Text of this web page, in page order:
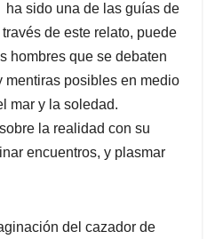
sido una de las guías de
de este relato, puede
hombres que se debaten
mentiras posibles en medio
mar y la soledad.
la realidad con su
encuentros, y plasmar
del cazador de